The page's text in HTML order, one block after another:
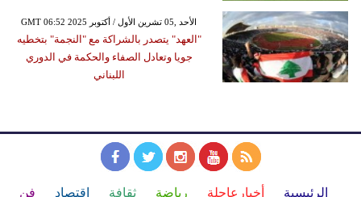
GMT 06:52 2025 الأحد ,05 تشرين الأول / أكتوبر
"العهد" يتصدر بالشراكة مع "النجمة" بتخطيه
جويا وتعادل الصفاء والحكمة في الدوري
اللبناني
الرئيسية أخبارعاجلة رياضة ثقافة إقتصاد فن